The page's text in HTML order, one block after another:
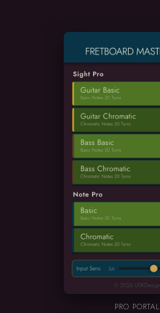
PRO PORTAL